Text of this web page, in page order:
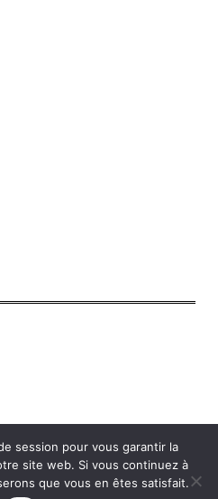
WordPress
session pour vous garantir la
site web. Si vous continuez à
que vous en êtes satisfait.